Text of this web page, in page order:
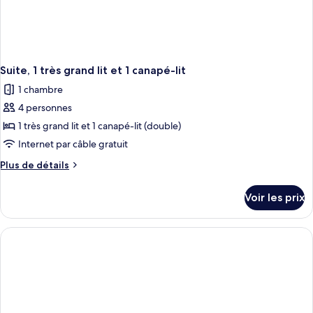
Suite, 1 très grand lit et 1 canapé-lit
1 chambre
4 personnes
1 très grand lit et 1 canapé-lit (double)
Internet par câble gratuit
Plus de détails
Plus
le
type
de
Voir les prix